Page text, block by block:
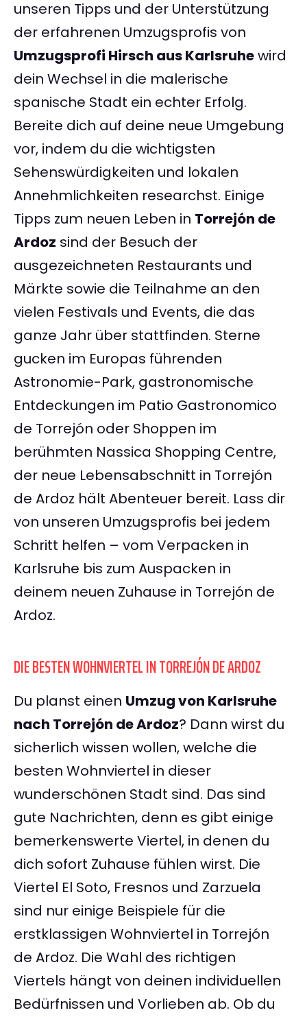
unseren Tipps und der Unterstützung
der erfahrenen Umzugsprofis von
Umzugsprofi Hirsch aus Karlsruhewird
dein Wechsel in die malerische
spanische Stadt ein echter Erfolg.
Bereite dich auf deine neue Umgebung
vor, indem du die wichtigsten
Sehenswürdigkeiten und lokalen
Annehmlichkeiten researchst. Einige
Tipps zum neuen Leben in Torrejón de
Ardoz sind der Besuch der
ausgezeichneten Restaurants und
Märkte sowie die Teilnahme an den
vielen Festivals und Events, die das
ganze Jahr über stattfinden. Sterne
gucken im Europas führenden
Astronomie-Park, gastronomische
Entdeckungen im Patio Gastronomico
de Torrejón oder Shoppen im
berühmten Nassica Shopping Centre,
der neue Lebensabschnitt in Torrejón
de Ardoz hält Abenteuer bereit. Lass dir
von unseren Umzugsprofis bei jedem
Schritt helfen – vom Verpacken in
Karlsruhe bis zum Auspacken in
deinem neuen Zuhause in Torrejón de
Ardoz.
DIE BESTEN WOHNVIERTEL IN TORREJÓN DE ARDOZ
Du planst einen Umzug von Karlsruhe
nach Torrejón de Ardoz? Dann wirst du
sicherlich wissen wollen, welche die
besten Wohnviertel in dieser
wunderschönen Stadt sind. Das sind
gute Nachrichten, denn es gibt einige
bemerkenswerte Viertel, in denen du
dich sofort Zuhause fühlen wirst. Die
Viertel El Soto, Fresnos und Zarzuela
sind nur einige Beispiele für die
erstklassigen Wohnviertel in Torrejón
de Ardoz. Die Wahl des richtigen
Viertels hängt von deinen individuellen
Bedürfnissen und Vorlieben ab. Ob du